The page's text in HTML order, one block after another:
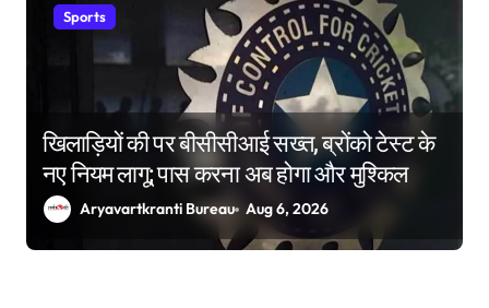
Sports
खिलाड़ियों की पर बीसीसीआई सख्त, ब्रोंको टेस्ट के
नए नियम लागू; पास करना अब होगा और मुश्किल
Aryavartkranti Bureau Aug 6, 2026